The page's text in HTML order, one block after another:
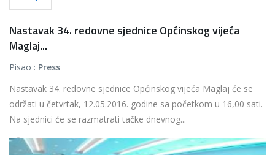
Nastavak 34. redovne sjednice Općinskog vijeća
Maglaj...
Pisao : Press
Nastavak 34. redovne sjednice Općinskog vijeća Maglaj će se
održati u četvrtak, 12.05.2016. godine sa početkom u 16,00 sati.
Na sjednici će se razmatrati tačke dnevnog...
Više...